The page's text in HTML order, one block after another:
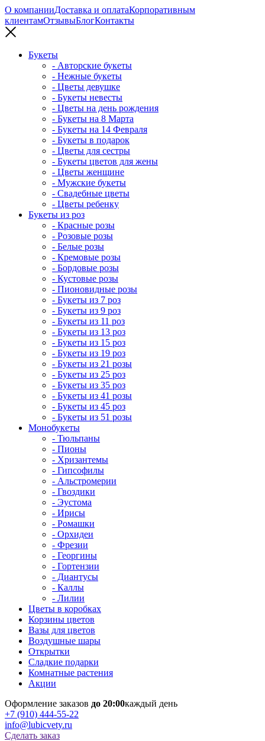
О компанииДоставка и оплатаКорпоративным
клиентамОтзывыБлогКонтакты
Букеты
- Авторские букеты
- Нежные букеты
- Цветы девушке
- Букеты невесты
- Цветы на день рождения
- Букеты на 8 Марта
- Букеты на 14 Февраля
- Букеты в подарок
- Цветы для сестры
- Букеты цветов для жены
- Цветы женщине
- Мужские букеты
- Свадебные цветы
- Цветы ребенку
Букеты из роз
- Красные розы
- Розовые розы
- Белые розы
- Кремовые розы
- Бордовые розы
- Кустовые розы
- Пионовидные розы
- Букеты из 7 роз
- Букеты из 9 роз
- Букеты из 11 роз
- Букеты из 13 роз
- Букеты из 15 роз
- Букеты из 19 роз
- Букеты из 21 розы
- Букеты из 25 роз
- Букеты из 35 роз
- Букеты из 41 розы
- Букеты из 45 роз
- Букеты из 51 розы
Монобукеты
- Тюльпаны
- Пионы
- Хризантемы
- Гипсофилы
- Альстромерии
- Гвоздики
- Эустома
- Ирисы
- Ромашки
- Орхидеи
- Фрезии
- Георгины
- Гортензии
- Диантусы
- Каллы
- Лилии
Цветы в коробках
Корзины цветов
Вазы для цветов
Воздушные шары
Открытки
Сладкие подарки
Комнатные растения
Акции
Оформление заказов до 20:00каждый день
+7 (910) 444-55-22
info@lubicvety.ru
Сделать заказ